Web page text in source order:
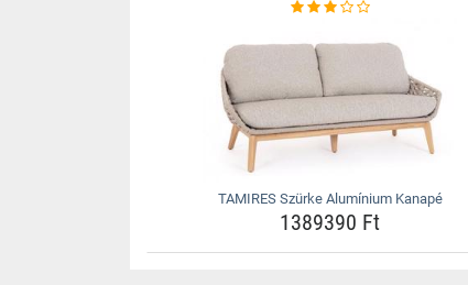
TAMIRES Szürke Alumínium Kanapé
1389390 Ft